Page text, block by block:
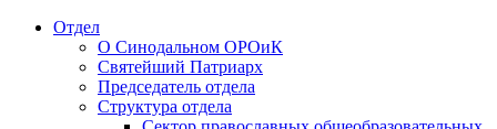
Отдел
О Синодальном ОРОиК
Святейший Патриарх
Председатель отдела
Структура отдела